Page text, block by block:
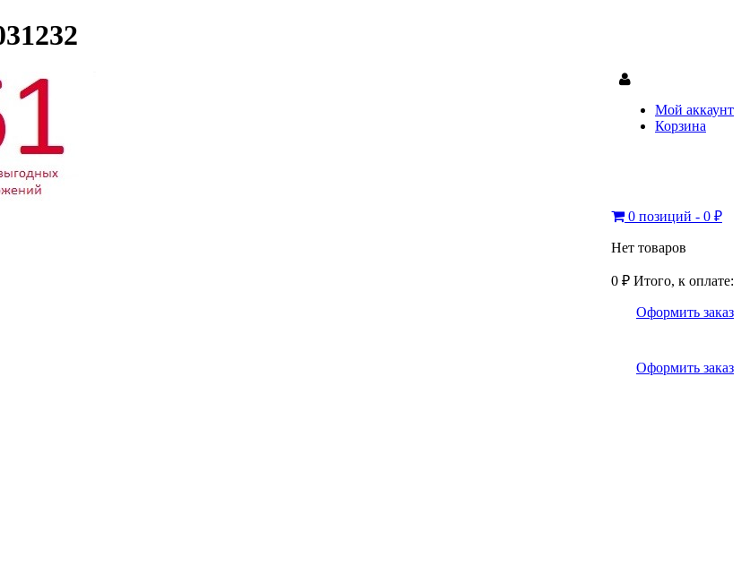
Мой аккаунт
Корзина
0 позиций - 0 ₽
Нет товаров
0 ₽ Итого, к оплате:
Оформить заказ
Оформить заказ